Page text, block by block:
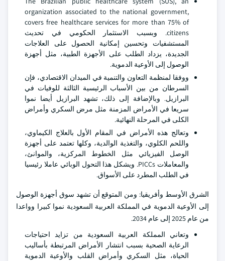
organization associated to the national government,
covers free healthcare services for more than 75% of
citizens. وبسبب الاستثمار الحكومي في تحديث
المستشفيات وتحسين إمكانية الحصول على العلاجات
الجديدة، يزداد الطلب على الأجهزة الطبية، مثل أجهزة
الوصول إلى الأوعية الدموية.
ووفقا لمنظمة التعاون والتنمية في الميدان الاقتصادي، فإن
السرطان من بين الأسباب الرئيسية الثالثة للوفيات في
البرازيل. وبالإضافة إلى ذلك، تشهد البرازيل أيضا نموا
سريعا في الأمراض المزمنة مثل مرض السكري وأمراض
الكلى في المرحلة النهائية.
وتعالج هذه الأمراض في المقام الأول بالعلاج الكيماوي،
واللحم الكلوي، والتغذية الوالدية، وكلها تعتمد على أجهزة
الوصل الفيزيائي مثل الخطوط المركزية، والموانئ،
والمعاملات PICCs. ويشكل هذا التحول الوبائي عاملا رئيسيا
في الطلب المطرد على الأسواق.
الشرق الأوسط وأفريقيا: ومن المتوقع أن تشهد سوق أجهزة الوصول
إلى الأوعية الدموية في المملكة العربية السعودية نموا كبيرا وواعدا
من عام 2025 إلى عام 2034.
وتعاني المملكة العربية السعودية من تزايد احتياجات
الرعاية الصحية بسبب انتشار الأمراض المرتبطة بأساليب
الحياة، مثل السكري وأمراض القلب والأوعية الدموية